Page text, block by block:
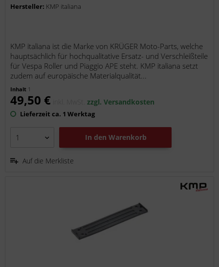
Hersteller: KMP italiana
KMP italiana ist die Marke von KRÜGER Moto-Parts, welche
hauptsächlich für hochqualitative Ersatz- und Verschleißteile
für Vespa Roller und Piaggio APE steht. KMP italiana setzt
zudem auf europäische Materialqualität...
Inhalt 1
49,50 € inkl. MwSt.zzgl. Versandkosten
Lieferzeit ca. 1 Werktag
In den Warenkorb
Auf die Merkliste